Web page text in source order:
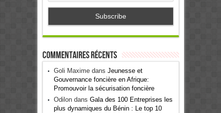
Commentaires récents
Goli Maximedans Jeunesse et
Gouvernance foncière en Afrique:
Promouvoir la sécurisation foncière
Odilondans Gala des 100 Entreprises les
plus dynamiques du Bénin : Le top 10